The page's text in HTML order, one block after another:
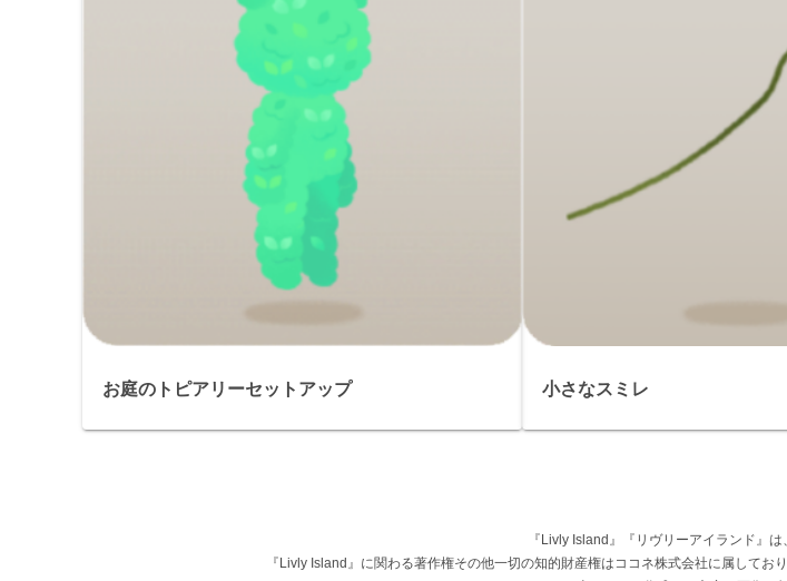
お庭のトピアリーセットアップ 小さなスミレ
『Livly Island』『リヴリーアイランド』は
『Livly Island』に関わる著作権その他一切の知的財産権はココネ株式会社に属して